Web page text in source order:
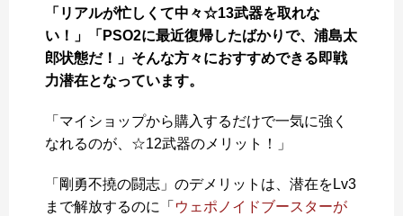
「リアルが忙しくて中々☆13武器を取れな
い！」「PSO2に最近復帰したばかりで、浦島太
郎状態だ！」そんな方々におすすめできる即戦
力潜在となっています。
「マイショップから購入するだけで一気に強く
なれるのが、☆12武器のメリット！」
「剛勇不撓の闘志」のデメリットは、潜在をLv3
まで解放するのに「 ウェポノイドブースターが